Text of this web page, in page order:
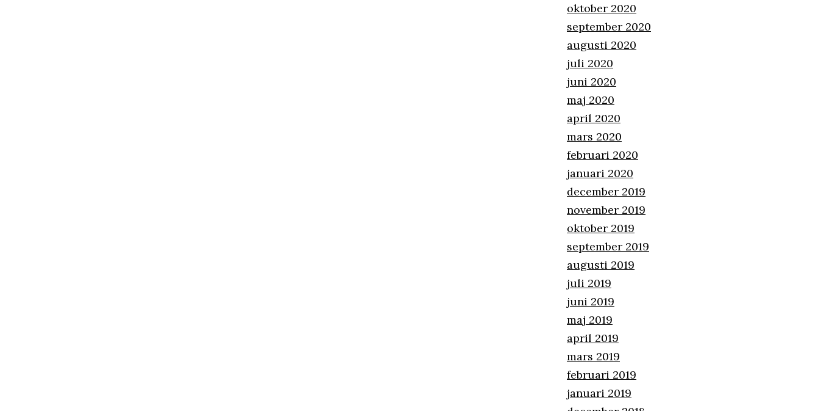
oktober 2020
september 2020
augusti 2020
juli 2020
juni 2020
maj 2020
april 2020
mars 2020
februari 2020
januari 2020
december 2019
november 2019
oktober 2019
september 2019
augusti 2019
juli 2019
juni 2019
maj 2019
april 2019
mars 2019
februari 2019
januari 2019